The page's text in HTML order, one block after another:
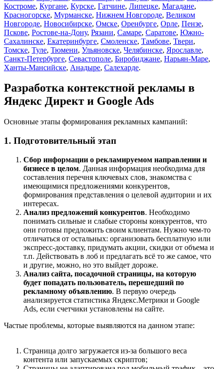
Костроме, Кургане, Курске, Гатчине, Липецке, Магадане,
Красногорске, Мурманске, Нижнем Новгороде, Великом
Новгороде, Новосибирске, Омске, Оренбурге, Орле, Пензе,
Пскове, Ростове-на-Дону, Рязани, Самаре, Саратове, Южно-
Сахалинске, Екатеринбурге, Смоленске, Тамбове, Твери,
Томске, Туле, Тюмени, Ульяновске, Челябинске, Ярославле,
Санкт-Петербурге, Севастополе, Биробиджане, Нарьян-Маре,
Ханты-Мансийске, Анадыре, Салехарде.
Разработка контекстной рекламы в
Яндекс Директ и Google Ads
Основные этапы формирования рекламных кампаний:
1. Подготовительный этап
Cбор информации о рекламируемом направлении и
бизнесе в целом. Данная информация необходима для
составления перечня ключевых слов, знакомства с
имеющимися предложениями конкурентов,
формирования представления о целевой аудитории и их
интересах.
Анализ предложений конкурентов. Необходимо
понимать сильные и слабые стороны конкурентов, что
они готовы предложить своим клиентам. Нужно чем-то
отличаться от остальных: организовать бесплатную или
экспресс-доставку, придумать акции, скидки от объема и
т.п. Действовать в лоб и предлагать всё то же самое, что
и другие, можно, но это выйдет дороже.
Анализ сайта, посадочной страницы, на которую
будет попадать пользователь, перешедший по
рекламному объявлению. В первую очередь
анализируется статистика Яндекс.Метрики и Google
Ads, если счетчики установлены на сайте.
Частые проблемы, которые выявляются на данном этапе:
Страница долго загружается из-за большого веса
контента или запускаемых скриптов;